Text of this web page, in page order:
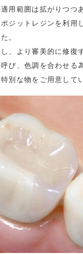
用範囲は拡がりつつ
ジットレジンを利用
。
、より審美的に修復
び、色調を合わせる
別な物をご用意して